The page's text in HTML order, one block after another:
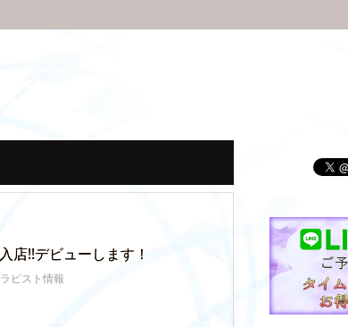
店!!デビューします！
ピスト情報